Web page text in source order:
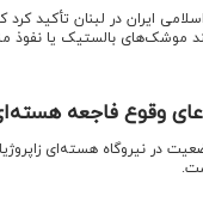
ایران در لبنان تأکید
موشک‌های بالستیک یا نفوذ
وقوع فاجعه
وضعیت در نیروگاه هسته‌ای